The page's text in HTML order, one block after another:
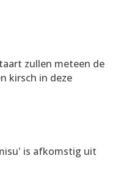
zullen meteen de
kirsch in deze
is afkomstig uit